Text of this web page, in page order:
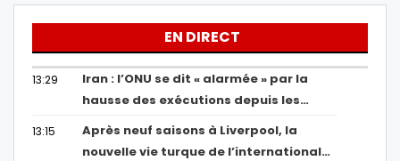
EN DIRECT
13:29
Iran : l’ONU se dit « alarmée » par la
hausse des exécutions depuis les…
13:15
Après neuf saisons à Liverpool, la
nouvelle vie turque de l’international…